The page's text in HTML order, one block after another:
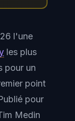
l'une
les plus
pour un
point
pour
Medin